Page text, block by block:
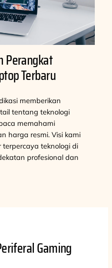
Perangkat
Terbaru
memberikan
tentang teknologi
memahami
harga resmi. Visi kami
teknologi di
profesional dan
Gaming